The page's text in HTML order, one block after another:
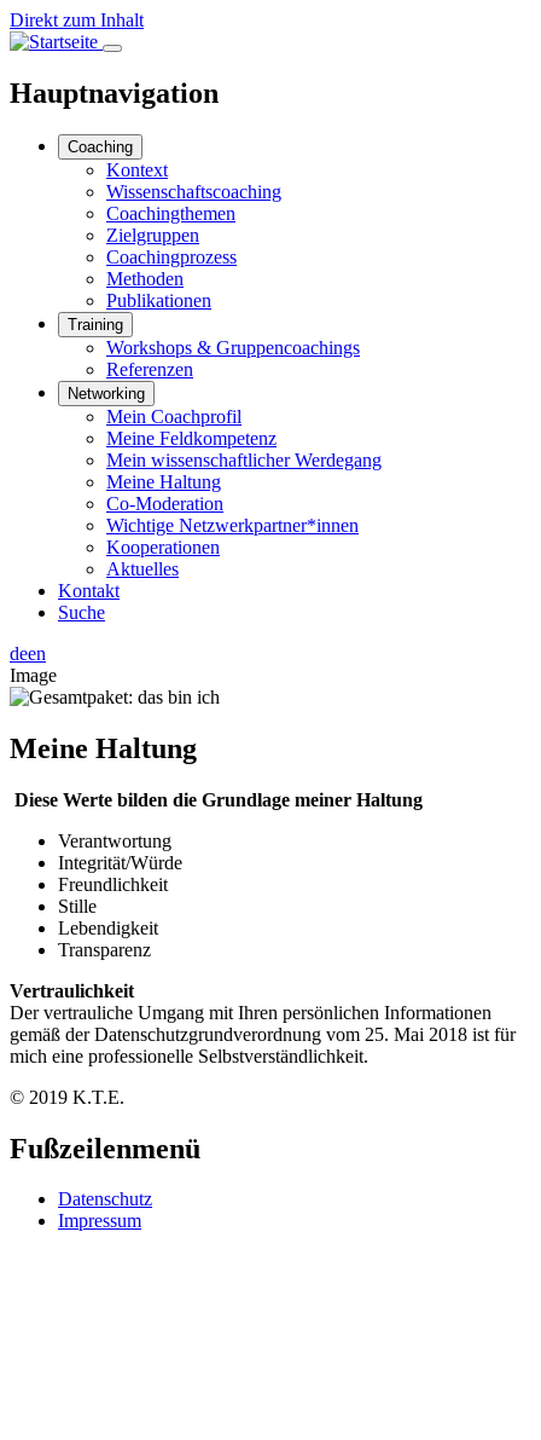
Direkt zum Inhalt
Hauptnavigation
Coaching
Kontext
Wissenschaftscoaching
Coachingthemen
Zielgruppen
Coachingprozess
Methoden
Publikationen
Training
Workshops & Gruppencoachings
Referenzen
Networking
Mein Coachprofil
Meine Feldkompetenz
Mein wissenschaftlicher Werdegang
Meine Haltung
Co-Moderation
Wichtige Netzwerkpartner*innen
Kooperationen
Aktuelles
Kontakt
Suche
deen
Image
Meine Haltung
Diese Werte bilden die Grundlage meiner Haltung
Verantwortung
Integrität/Würde
Freundlichkeit
Stille
Lebendigkeit
Transparenz
Vertraulichkeit
Der vertrauliche Umgang mit Ihren persönlichen Informationen
gemäß der Datenschutzgrundverordnung vom 25. Mai 2018 ist für
mich eine professionelle Selbstverständlichkeit.
© 2019 K.T.E.
Fußzeilenmenü
Datenschutz
Impressum